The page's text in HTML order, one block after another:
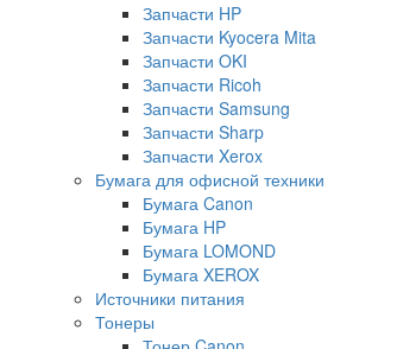
Запчасти HP
Запчасти Kyocera Mita
Запчасти OKI
Запчасти Ricoh
Запчасти Samsung
Запчасти Sharp
Запчасти Xerox
Бумага для офисной техники
Бумага Canon
Бумага HP
Бумага LOMOND
Бумага XEROX
Источники питания
Тонеры